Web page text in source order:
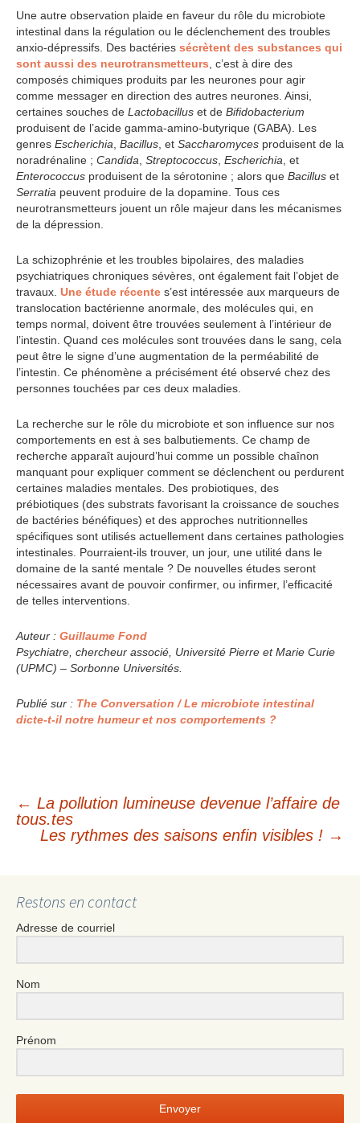
Une autre observation plaide en faveur du rôle du microbiote
intestinal dans la régulation ou le déclenchement des troubles
anxio-dépressifs. Des bactéries sécrètent des substances qui
sont aussi des neurotransmetteurs, c’est à dire des
composés chimiques produits par les neurones pour agir
comme messager en direction des autres neurones. Ainsi,
certaines souches de Lactobacillus et de Bifidobacterium
produisent de l’acide gamma-amino-butyrique (GABA). Les
genres Escherichia, Bacillus, et Saccharomyces produisent de la
noradrénaline ; Candida, Streptococcus, Escherichia, et
Enterococcus produisent de la sérotonine ; alors que Bacillus et
Serratia peuvent produire de la dopamine. Tous ces
neurotransmetteurs jouent un rôle majeur dans les mécanismes
de la dépression.
La schizophrénie et les troubles bipolaires, des maladies
psychiatriques chroniques sévères, ont également fait l’objet de
travaux. Une étude récente s’est intéressée aux marqueurs de
translocation bactérienne anormale, des molécules qui, en
temps normal, doivent être trouvées seulement à l’intérieur de
l’intestin. Quand ces molécules sont trouvées dans le sang, cela
peut être le signe d’une augmentation de la perméabilité de
l’intestin. Ce phénomène a précisément été observé chez des
personnes touchées par ces deux maladies.
La recherche sur le rôle du microbiote et son influence sur nos
comportements en est à ses balbutiements. Ce champ de
recherche apparaît aujourd’hui comme un possible chaînon
manquant pour expliquer comment se déclenchent ou perdurent
certaines maladies mentales. Des probiotiques, des
prébiotiques (des substrats favorisant la croissance de souches
de bactéries bénéfiques) et des approches nutritionnelles
spécifiques sont utilisés actuellement dans certaines pathologies
intestinales. Pourraient-ils trouver, un jour, une utilité dans le
domaine de la santé mentale ? De nouvelles études seront
nécessaires avant de pouvoir confirmer, ou infirmer, l’efficacité
de telles interventions.
Auteur : Guillaume Fond
Psychiatre, chercheur associé, Université Pierre et Marie Curie
(UPMC) – Sorbonne Universités.
Publié sur : The Conversation / Le microbiote intestinal
dicte-t-il notre humeur et nos comportements ?
Navigation
articles
← La pollution lumineuse devenue l’affaire de
tous.tes
Les rythmes des saisons enfin visibles ! →
Restons en contact
Adresse de courriel
Nom
Prénom
Envoyer